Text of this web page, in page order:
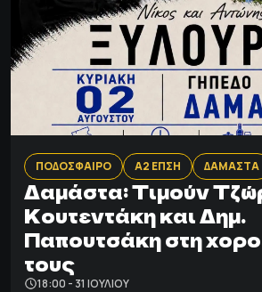
ΠΟΔΟΣΦΑΙΡΟ Α2 ΕΠΣΗ ΔΑΜΑΣΤΑ
Δαμάστα: Tιμούν
Κουτεντάκη και Δημ.
Παπουτσάκη στη
τους
18:00 - 31 ΙΟΥΛΊΟΥ